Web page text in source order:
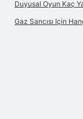
Duyusal Oyun Kaç
Gaz Sancısı Için